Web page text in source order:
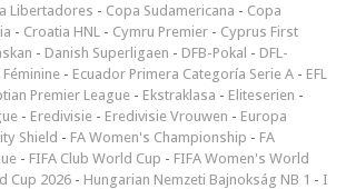
Libertadores - Copa Sudamericana - Copa
- Croatia HNL - Cymru Premier - Cyprus First
- Danish Superligaen - DFB-Pokal - DFL-
- Ecuador Primera Categoría Serie A - EFL
Premier League - Ekstraklasa - Eliteserien -
- Eredivisie - Eredivisie Vrouwen - Europa
Shield - FA Women's Championship - FA
- FIFA Club World Cup - FIFA Women's World
Cup 2026 - Hungarian Nemzeti Bajnokság NB 1 - I